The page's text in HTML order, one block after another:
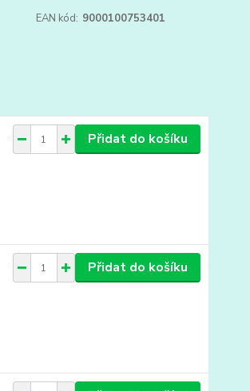
EAN kód: 9000100753401
Přidat do košíku
Přidat do košíku